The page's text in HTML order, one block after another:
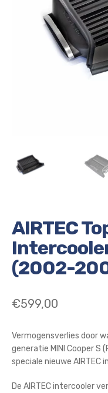
AIRTEC
(2002-
€599,00
Vermogensverlies door
generatie MINI Cooper
speciale nieuwe AIRTEC
De AIRTEC intercooler